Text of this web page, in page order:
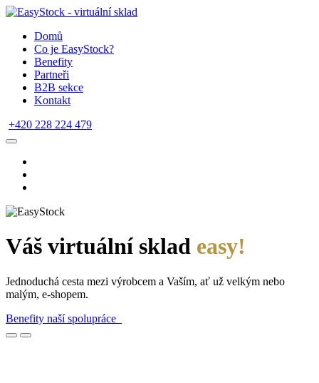
Domů
Co je EasyStock?
Benefity
Partneři
B2B sekce
Kontakt
+420 228 224 479
Váš virtuální sklad easy!
Jednoduchá cesta mezi výrobcem a Vaším, ať už velkým nebo
malým, e-shopem.
Benefity naší spolupráce